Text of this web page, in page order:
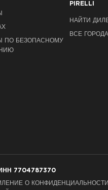
ПО БЕЗОПАСНОМУ
PIRELLI
НАЙТИ
ВСЕ ГОРОДА
7704787370
О